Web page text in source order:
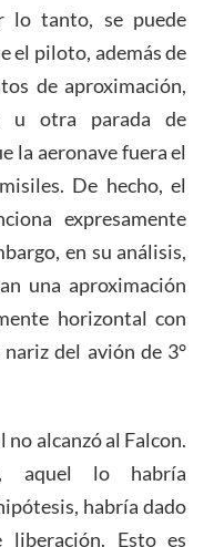
lo tanto, se puede
el piloto, además de
de aproximación,
u otra parada de
la aeronave fuera el
De hecho, el
expresamente
en su análisis,
una aproximación
horizontal con
del avión de 3°
alcanzó al Falcon.
aquel lo habría
habría dado
Esto es